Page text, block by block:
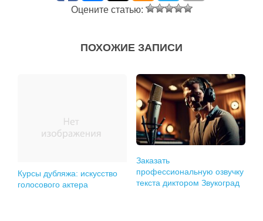
Оцените статью:
ПОХОЖИЕ ЗАПИСИ
Курсы дубляжа: искусство
голосового актера
Заказать
профессиональную озвучку
текста диктором Звукоград